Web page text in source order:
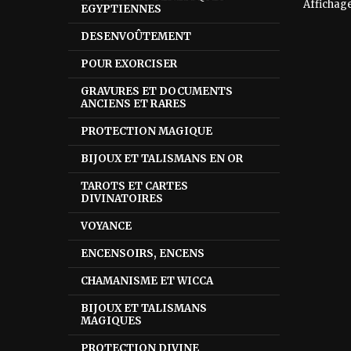
EGYPTIENNES
DESENVOÛTEMENT
POUR EXORCISER
GRAVURES ET DOCUMENTS
ANCIENS ET RARES
PROTECTION MAGIQUE
BIJOUX ET TALISMANS EN OR
TAROTS ET CARTES
DIVINATOIRES
VOYANCE
ENCENSOIRS, ENCENS
CHAMANISME ET WICCA
BIJOUX ET TALISMANS
MAGIQUES
PROTECTION DIVINE